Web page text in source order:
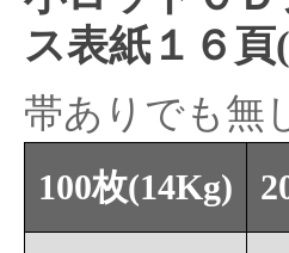
ス表紙１６頁
帯ありでも無
100枚(14Kg)